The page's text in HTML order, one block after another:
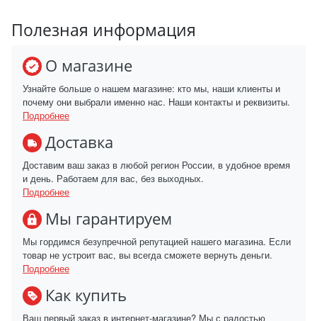
Полезная информация
О магазине
Узнайте больше о нашем магазине: кто мы, наши клиенты и
почему они выбрали именно нас. Наши контакты и реквизиты.
Подробнее
Доставка
Доставим ваш заказ в любой регион России, в удобное время
и день. Работаем для вас, без выходных.
Подробнее
Мы гарантируем
Мы гордимся безупречной репутацией нашего магазина. Если
товар не устроит вас, вы всегда сможете вернуть деньги.
Подробнее
Как купить
Ваш первый заказ в интернет-магазине? Мы с радостью